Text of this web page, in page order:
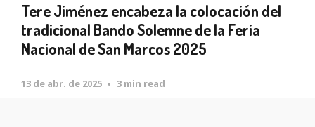
Tere Jiménez encabeza la colocación del
tradicional Bando Solemne de la Feria
Nacional de San Marcos 2025
13 de abr. de 2025 3 min read